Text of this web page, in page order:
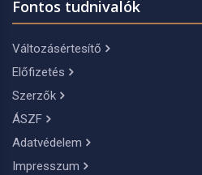
Fontos tudnivalók
Változásértesítő
Előfizetés
Szerzők
ÁSZF
Adatvédelem
Impresszum